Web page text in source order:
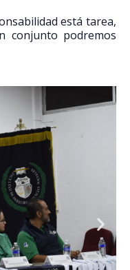
está tarea,
conjunto podremos